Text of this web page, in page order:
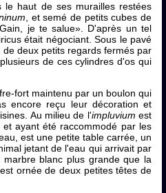
le haut de ses murailles restées
, et semé de petits cubes de
je te salue». D'après un tel
était négociant. Sous le pavé
deux petits regards fermés par
de ces cylindres d'os qui
fort maintenu par un boulon qui
encore reçu leur décoration et
Au milieu de l'impluvium est
ayant été raccommodé par les
est une petite table carrée, un
jetant de l'eau qui arrivait par
blanc plus grande que la
ornée de deux petites têtes de